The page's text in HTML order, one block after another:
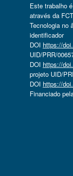
Este trabalho
através da
Tecnologia no
identificador
DOI https://
UID/PRR/
DOI https://
projeto UID/
DOI https://
Financiado